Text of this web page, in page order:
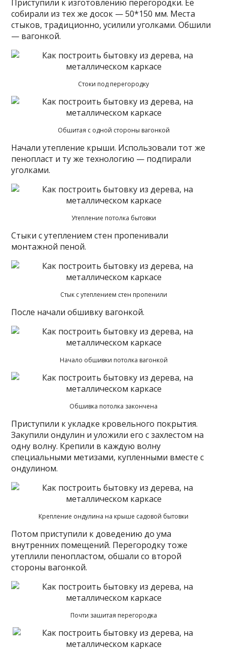
Приступили к изготовлению перегородки. Ее
собирали из тех же досок — 50*150 мм. Места
стыков, традиционно, усилили уголками. Обшили
— вагонкой.
Стоки под перегородку
Обшитая с одной стороны вагонкой
Начали утепление крыши. Использовали тот же
пенопласт и ту же технологию — подпирали
уголками.
Утепление потолка бытовки
Стыки с утеплением стен пропенивали
монтажной пеной.
Стык с утеплением стен пропенили
После начали обшивку вагонкой.
Начало обшивки потолка вагонкой
Обшивка потолка закончена
Приступили к укладке кровельного покрытия.
Закупили ондулин и уложили его с захлестом на
одну волну. Крепили в каждую волну
специальными метизами, купленными вместе с
ондулином.
Крепление ондулина на крыше садовой бытовки
Потом приступили к доведению до ума
внутренних помещений. Перегородку тоже
утеплили пенопластом, обшали со второй
стороны вагонкой.
Почти зашитая перегородка